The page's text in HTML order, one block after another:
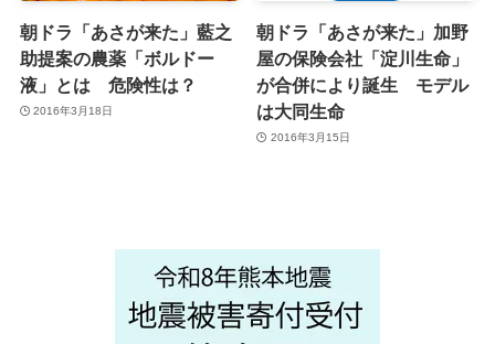
朝ドラ「あさが来た」藍之
助提案の農薬「ボルドー
液」とは 危険性は？
2016年3月18日
朝ドラ「あさが来た」加野
屋の保険会社「淀川生命」
が合併により誕生 モデル
は大同生命
2016年3月15日